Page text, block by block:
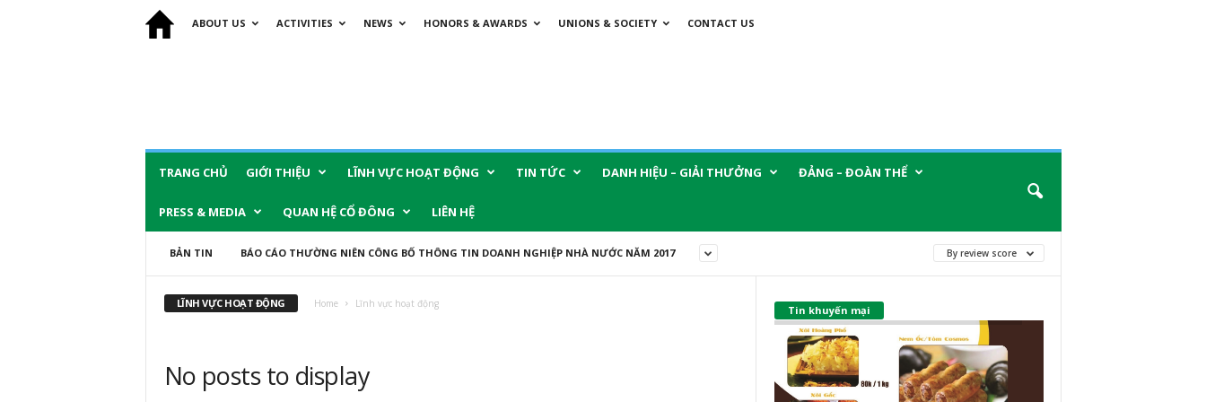
ABOUT US ACTIVITIES NEWS HONORS & AWARDS UNIONS & SOCIETY CONTACT US
TRANG CHỦ GIỚI THIỆU LĨNH VỰC HOẠT ĐỘNG TIN TỨC DANH HIỆU – GIẢI THƯỞNG ĐẢNG – ĐOÀN THỂ
PRESS & MEDIA QUAN HỆ CỔ ĐÔNG LIÊN HỆ
BẢN TIN BÁO CÁO THƯỜNG NIÊN CÔNG BỐ THÔNG TIN DOANH NGHIỆP NHÀ NƯỚC NĂM 2017 By review score
LĨNH VỰC HOẠT ĐỘNG Home Lĩnh vực hoạt động
No posts to display
Tin khuyến mại